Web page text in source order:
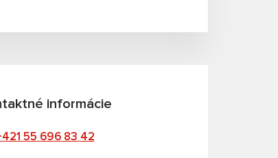
informácie
55 696 83 42